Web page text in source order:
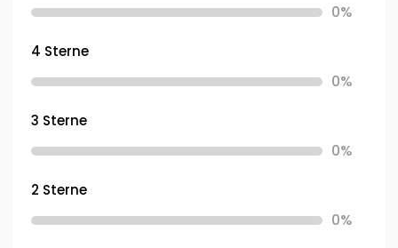
0%
4 Sterne
0%
3 Sterne
0%
2 Sterne
0%